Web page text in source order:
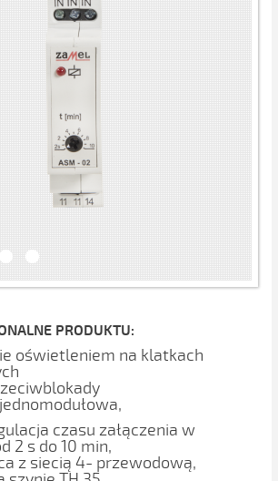
PRODUKTU:
oświetleniem na klatkach
czasu załączenia w
2 s do 10 min,
z siecią 4- przewodową,